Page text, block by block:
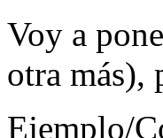
Voy a
otra más),
Ejemplo/